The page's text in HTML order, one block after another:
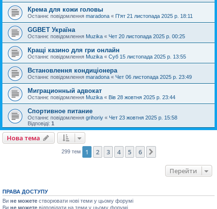
Крема для кожи головы
Останнє повідомлення maradona « П'ят 21 листопада 2025 р. 18:11
GGBET Україна
Останнє повідомлення Muzika « Чет 20 листопада 2025 р. 00:25
Кращі казино для гри онлайн
Останнє повідомлення Muzika « Суб 15 листопада 2025 р. 13:55
Встановлення кондиціонера
Останнє повідомлення maradona « Чет 06 листопада 2025 р. 23:49
Миграционный адвокат
Останнє повідомлення Muzika « Вів 28 жовтня 2025 р. 23:44
Спортивное питание
Останнє повідомлення grihoriy « Чет 23 жовтня 2025 р. 15:58
Відповіді: 1
Нова тема
299 тем 1 2 3 4 5 6
Перейти
ПРАВА ДОСТУПУ
Ви не можете створювати нові теми у цьому форумі
Ви не можете відповідати на теми у цьому форумі